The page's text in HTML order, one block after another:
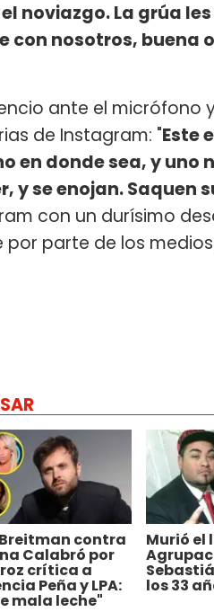
noviazgo. La grúa
con nosotros, buena
ante el micrófono
de Instagram: "Este
en donde sea, y uno
y se enojan. Saquen
con un durísimo
parte de los
contra
Calabró por
crítica a
Peña y LPA:
mala leche"
Murió el
los 33